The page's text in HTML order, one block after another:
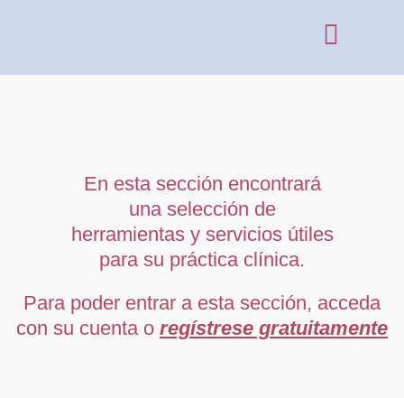
En esta sección encontrará
una selección de
herramientas y servicios útiles
para su práctica clínica.
Para poder entrar a esta sección, acceda
con su cuenta o regístrese gratuitamente